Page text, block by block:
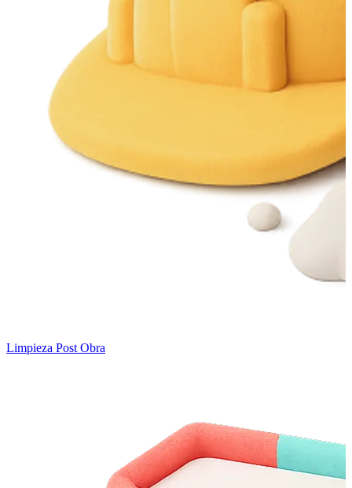
Limpieza Post Obra